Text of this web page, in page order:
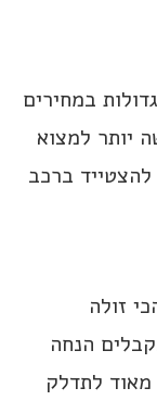
במחירים
יותר למצוא
ברכב
זולה
הנחה
לתדלק